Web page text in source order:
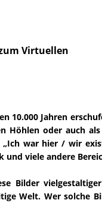
Virtuellen
Jahren
oder auch
war hier / wir
viele andere
Bilder
Welt. Wer